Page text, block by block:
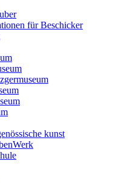
für Beschicker
kunst